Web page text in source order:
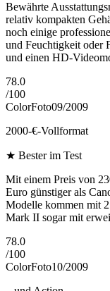
Bewährte
relativ kompakten
noch einige
und Feuchtigkeit oder
und einen HD-
78.0
/100
ColorFoto09/2009
2000-€-Vollformat
★ Bester im Test
Mit einem Preis von
Euro günstiger als
Modelle kommen mit
Mark II sogar mit
78.0
/100
ColorFoto10/2009